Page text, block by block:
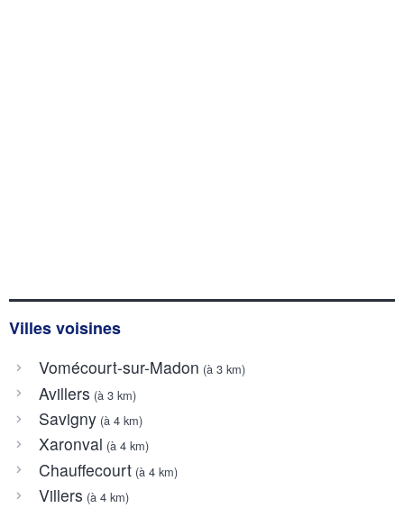
Villes voisines
Vomécourt-sur-Madon (à 3 km)
Avillers (à 3 km)
Savigny(à 4 km)
Xaronval (à 4 km)
Chauffecourt(à 4 km)
Villers (à 4 km)